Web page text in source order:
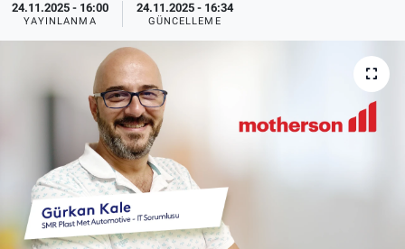
24.11.2025 - 16:00
YAYINLANMA
24.11.2025 - 16:34
GÜNCELLEME
Ağır Sanayi Çözümleri